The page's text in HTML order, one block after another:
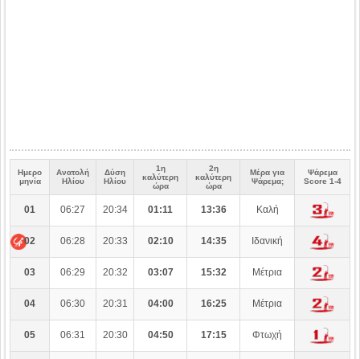
Ημερο
μηνία
Ανατολή
Ηλίου
Δύση
Ηλίου
1η
καλύτερη
ώρα
2η
καλύτερη
ώρα
Μέρα για
Ψάρεμα;
Ψάρεμα
Score 1-4
01 06:27 20:34 01:11 13:36 Καλή
02 06:28 20:33 02:10 14:35 Ιδανική
03 06:29 20:32 03:07 15:32 Μέτρια
04 06:30 20:31 04:00 16:25 Μέτρια
05 06:31 20:30 04:50 17:15 Φτωχή